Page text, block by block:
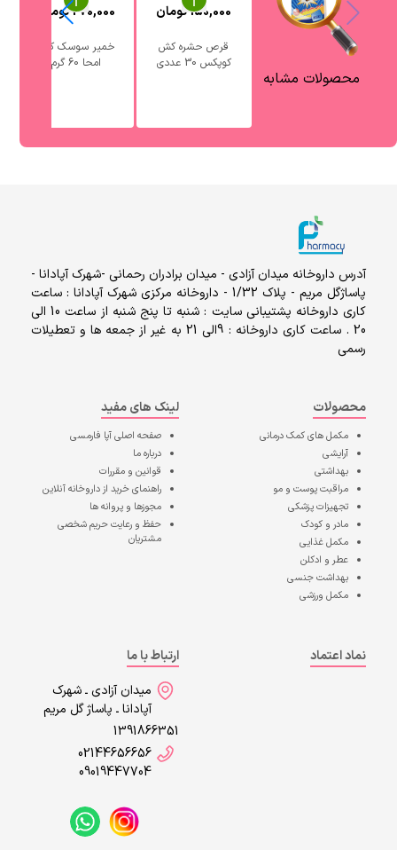
محصولات مشابه
قرص حشره کش
کوپکس 30 عددی
150,000تومان
خمیر سوسک کش
امحا 60 گرم
270,000تومان
آدرس داروخانه میدان آزادی - میدان برادران رحمانی -شهرک آپادانا -
پاساژگل مریم - پلاک 1/32 - داروخانه مرکزی شهرک آپادانا : ساعت
کاری داروخانه پشتیبانی سایت : شنبه تا پنج شنبه از ساعت 10 الی
20 . ساعت کاری داروخانه : 9الی 21 به غیر از جمعه ها و تعطیلات
رسمی
محصولات
مکمل های کمک درمانی
آرایشی
بهداشتی
مراقبت پوست و مو
تجهیزات پزشکی
مادر و کودک
مکمل غذایی
عطر و ادکلن
بهداشت جنسی
مکمل ورزشی
لینک های مفید
صفحه اصلیآپا فارمسی
درباره ما
قوانین و مقررات
راهنمای خرید از داروخانه آنلاین
مجوزها و پروانه ها
حفظ و رعایت حریم شخصی
مشتریان
نماد اعتماد
ارتباط با ما
میدان آزادی ـ شهرک
آپادانا ـ پاساژ گل مریم
1391866351
02144656656
09019447704